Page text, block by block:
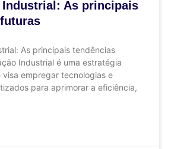
Industrial: As principais
As principais tendências
Industrial é uma estratégia
empregar tecnologias e
para aprimorar a eficiência,